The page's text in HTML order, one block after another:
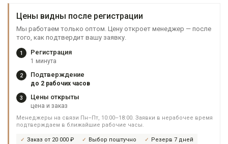
Цены видны после регистрации
Мы работаем только оптом. Цену откроет менеджер — после
того, как подтвердит вашу заявку.
1 Регистрация
1 минута
2 Подтверждение
до 2 рабочих часов
3 Цены открыты
цена и заказ
Менеджеры на связи Пн–Пт, 10:00–18:00. Заявки в нерабочее время
подтверждаем в ближайшие рабочие часы.
Заказ от 20 000 ₽ Выбор поштучно
Резерв 7 дней